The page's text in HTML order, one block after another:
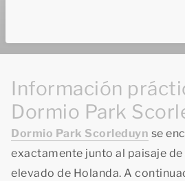
Información
Dormio Park
Dormio Park Scorleduyn se
exactamente junto al paisaje de
elevado de Holanda. A